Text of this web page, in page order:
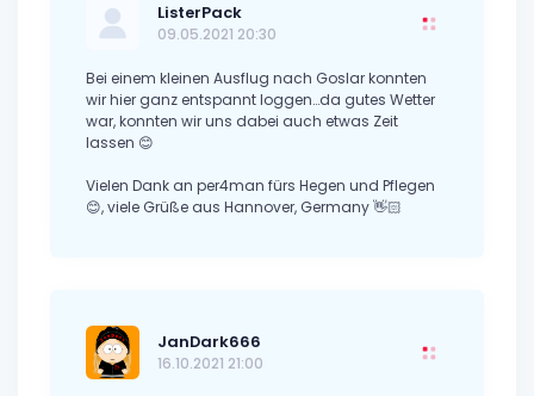
ListerPack
09.05.2021 20:30
Bei einem kleinen Ausflug nach Goslar konnten
wir hier ganz entspannt loggen…da gutes Wetter
war, konnten wir uns dabei auch etwas Zeit
lassen 😊
Vielen Dank an per4man fürs Hegen und Pflegen
😊, viele Grüße aus Hannover, Germany 👋🏻
JanDark666
16.10.2021 21:00